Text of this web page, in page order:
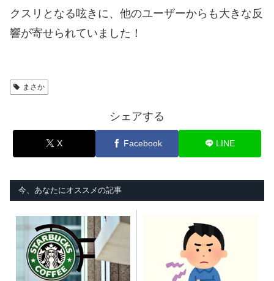
クスリとなる呟きに、他のユーザーからも大きな反
響が寄せられていました！
まさか
シェアする
X Facebook LINE
今、あなたにオススメの記事